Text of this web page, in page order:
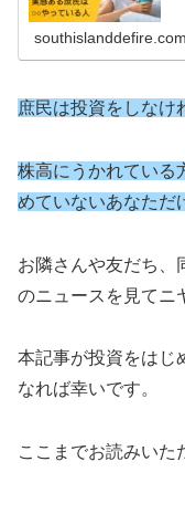
southislanddefire.com
庶民は投資をしなけ
株高にうかれている
めていないあなただ
お隣さんや友だち、
のニュースを見てニ
本記事が投資をはじ
なれば幸いです。
ここまでお読みいた